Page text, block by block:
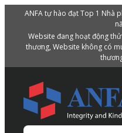
ANFA tự hào đạt Top 1 Nhà
Website đang hoạt động
thương, Website không có